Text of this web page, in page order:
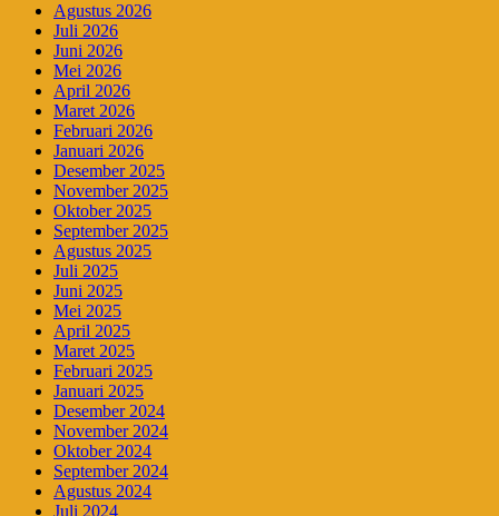
Agustus 2026
Juli 2026
Juni 2026
Mei 2026
April 2026
Maret 2026
Februari 2026
Januari 2026
Desember 2025
November 2025
Oktober 2025
September 2025
Agustus 2025
Juli 2025
Juni 2025
Mei 2025
April 2025
Maret 2025
Februari 2025
Januari 2025
Desember 2024
November 2024
Oktober 2024
September 2024
Agustus 2024
Juli 2024